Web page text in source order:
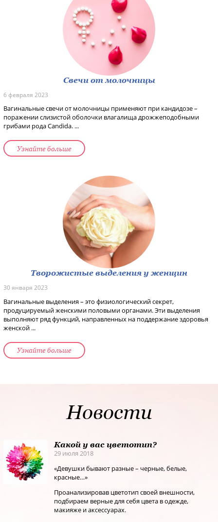
Свечи от молочницы
6 февраля 2023
Вагинальные свечи от молочницы применяют при кандидозе –
поражении слизистой оболочки влагалища дрожжеподобными
грибами рода Candida. ...
Узнайте больше
Творожистые выделения у женщин
30 января 2023
Вагинальные выделения – это физиологический секрет,
продуцируемый женскими половыми органами. Эти выделения
выполняют ряд функций, направленных на поддержание здоровья
женской ...
Узнайте больше
Новости
Какой у вас цветотип?
29 июля 2018
«Девушки бывают разные – черные, белые,
красные…»
Проанализировав цветотип своей внешности,
подбираем верные для себя цвета в одежде,
макияже и аксессуарах.